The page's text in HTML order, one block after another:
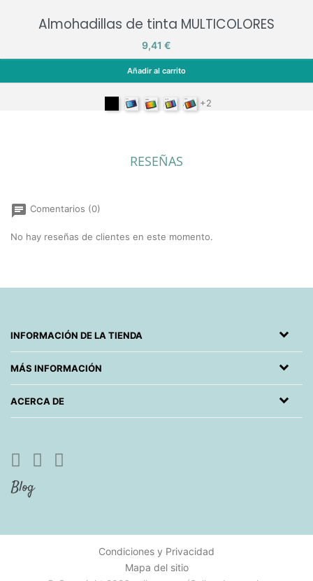
Almohadillas de tinta MULTICOLORES
Precio
9,41 €
Añadir al carrito
Passion Fruit
IcicleLimoneLollipopFiesta
+2
RESEÑAS
chat Comentarios (0)
No hay reseñas de clientes en este momento.
INFORMACIÓN DE LA TIENDA
MÁS INFORMACIÓN
ACERCA DE
Condiciones y Privacidad
Mapa del sitio